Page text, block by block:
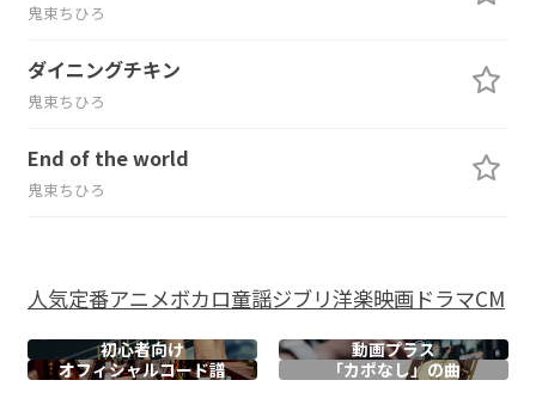
鬼束ちひろ
ダイニングチキン
鬼束ちひろ
End of the world
鬼束ちひろ
人気定番アニメボカロ童謡ジブリ洋楽映画ドラマCM
初心者向け
動画プラス
オフィシャルコード譜 「カポなし」の曲